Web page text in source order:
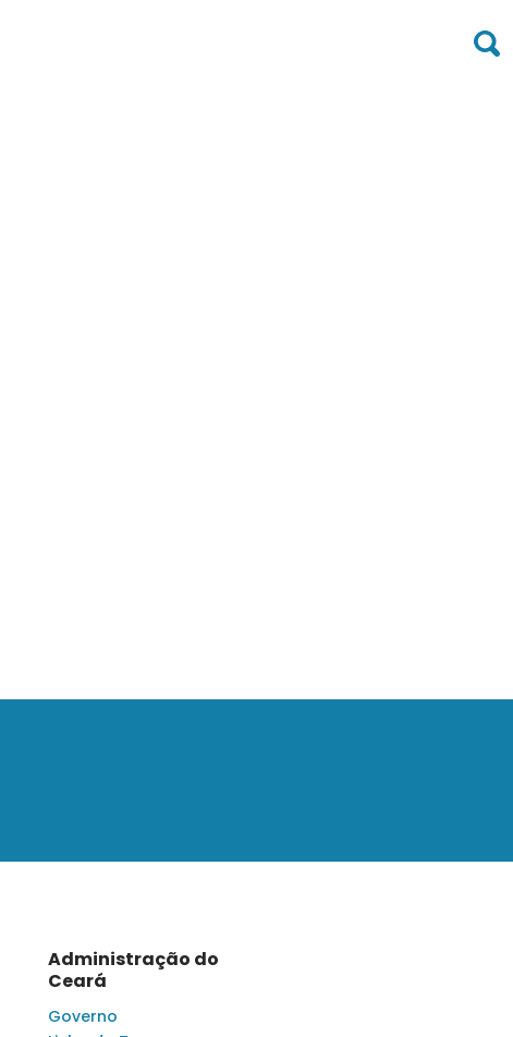
Administração do
Ceará
Governo